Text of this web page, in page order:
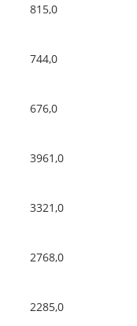
815,0
744,0
676,0
3961,0
3321,0
2768,0
2285,0